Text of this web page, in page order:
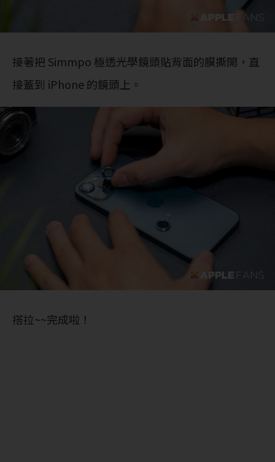
接著把 Simmpo 極透光學鏡頭貼背面的膜撕開，直
接蓋到 iPhone 的鏡頭上。
搭拉~~完成啦！